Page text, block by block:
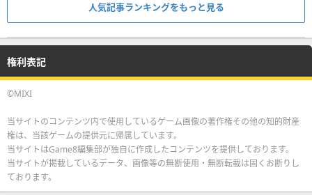
人気記事ランキングをもっと見る
権利表記
©MIXI
当サイトのコンテンツ内で使用しているゲーム画像の著作権その他の知的財産
権は、当該ゲームの提供元に帰属しています。
当サイトはGame8編集部が独自に作成したコンテンツを提供しております。
当サイトが掲載しているデータ、画像等の無断使用・無断転載は固くお断りし
ております。